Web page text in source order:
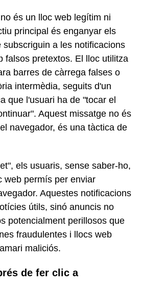
és un lloc web legítim ni
principal és enganyar els
subscriguin a les notificacions
falsos pretextos. El lloc utilitza
barres de càrrega falses o
intermèdia, seguits d'un
que l'usuari ha de "tocar el
Aquest missatge no és
navegador, és una tàctica de
els usuaris, sense saber-ho,
web permís per enviar
Aquestes notificacions
útils, sinó anuncis no
potencialment perillosos que
fraudulentes i llocs web
maliciós.
de fer clic a